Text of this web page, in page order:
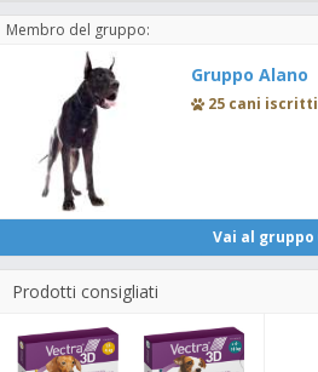
Membro del gruppo:
Gruppo Alano
25 cani iscritti
Vai al gruppo
Prodotti consigliati